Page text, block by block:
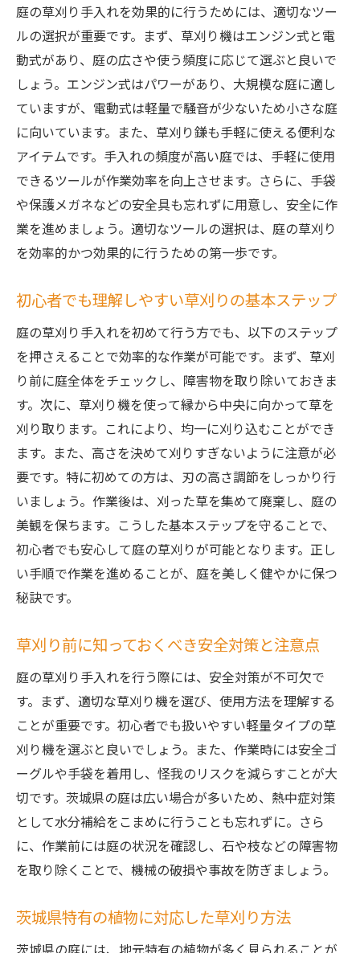
庭の草刈り手入れを効率化するためのプロの秘
訣
効率的な草刈りを実現するための時間管理
術
プロが実践する草刈りの効率アップテクニ
ック
草刈り作業をスムーズに進めるプロのアド
バイス
庭の特性を活かした草刈りの効率化方法
プロが愛用する草刈り機器とその特徴
ニック
プロが教える庭の草刈り手入れで美しい庭を保
つ方法
庭の美観を高める草刈りの基本テクニック
草刈り後の庭をより美しく見せるアレンジ
方法
プロが推奨する草刈り後の庭の手入れ法
四季折々の庭に合わせた草刈りプランの立
て方
植物の健康を考慮した草刈りのコツ
草刈りによる庭の生態系への影響を最小限
ポイント
春の庭を整えるための草刈りテクニック
夏の繁茂を抑える効果的な草刈り法
秋に備えるための草刈りのタイミングと方
法
冬の庭を守るための草刈り計画
季節ごとに変わる草刈りの注意点
茨城県の気候に合わせた年間草刈りプラン
庭の草刈り手入れを成功させるためのプロのア
ドバイス
プロが伝授する草刈りの準備と計画の立て
方
庭の草刈り手入れを効果的に行うためには、適切なツー
ルの選択が重要です。まず、草刈り機はエンジン式と電
動式があり、庭の広さや使う頻度に応じて選ぶと良いで
しょう。エンジン式はパワーがあり、大規模な庭に適し
ていますが、電動式は軽量で騒音が少ないため小さな庭
に向いています。また、草刈り鎌も手軽に使える便利な
アイテムです。手入れの頻度が高い庭では、手軽に使用
できるツールが作業効率を向上させます。さらに、手袋
や保護メガネなどの安全具も忘れずに用意し、安全に作
業を進めましょう。適切なツールの選択は、庭の草刈り
を効率的かつ効果的に行うための第一歩です。
初心者でも理解しやすい草刈りの基本ステップ
庭の草刈り手入れを初めて行う方でも、以下のステップ
を押さえることで効率的な作業が可能です。まず、草刈
り前に庭全体をチェックし、障害物を取り除いておきま
す。次に、草刈り機を使って縁から中央に向かって草を
刈り取ります。これにより、均一に刈り込むことができ
ます。また、高さを決めて刈りすぎないように注意が必
要です。特に初めての方は、刃の高さ調節をしっかり行
いましょう。作業後は、刈った草を集めて廃棄し、庭の
美観を保ちます。こうした基本ステップを守ることで、
初心者でも安心して庭の草刈りが可能となります。正し
い手順で作業を進めることが、庭を美しく健やかに保つ
秘訣です。
草刈り前に知っておくべき安全対策と注意点
庭の草刈り手入れを行う際には、安全対策が不可欠で
す。まず、適切な草刈り機を選び、使用方法を理解する
ことが重要です。初心者でも扱いやすい軽量タイプの草
刈り機を選ぶと良いでしょう。また、作業時には安全ゴ
ーグルや手袋を着用し、怪我のリスクを減らすことが大
切です。茨城県の庭は広い場合が多いため、熱中症対策
として水分補給をこまめに行うことも忘れずに。さら
に、作業前には庭の状況を確認し、石や枝などの障害物
を取り除くことで、機械の破損や事故を防ぎましょう。
茨城県特有の植物に対応した草刈り方法
茨城県の庭には、地元特有の植物が多く見られることが